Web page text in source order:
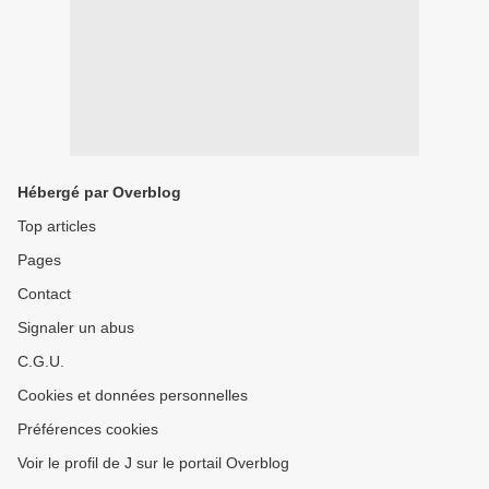
Hébergé par Overblog
Top articles
Pages
Contact
Signaler un abus
C.G.U.
Cookies et données personnelles
Préférences cookies
Voir le profil de J sur le portail Overblog